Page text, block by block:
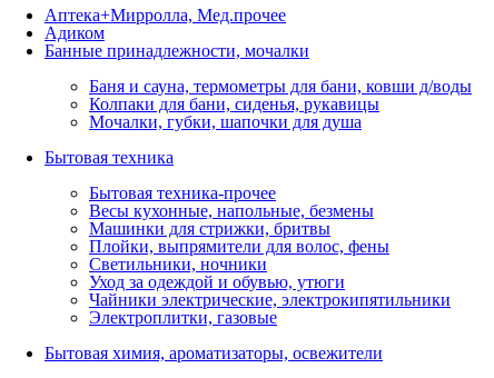
Аптека+Мирролла, Мед.прочее
Адиком
Банные принадлежности, мочалки
Баня и сауна, термометры для бани, ковши д/воды
Колпаки для бани, сиденья, рукавицы
Мочалки, губки, шапочки для душа
Бытовая техника
Бытовая техника-прочее
Весы кухонные, напольные, безмены
Машинки для стрижки, бритвы
Плойки, выпрямители для волос, фены
Светильники, ночники
Уход за одеждой и обувью, утюги
Чайники электрические, электрокипятильники
Электроплитки, газовые
Бытовая химия, ароматизаторы, освежители